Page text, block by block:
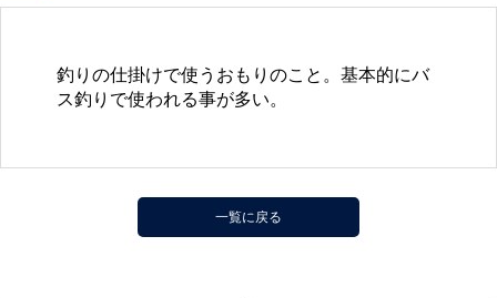
釣りの仕掛けで使うおもりのこと。基本的にバ
ス釣りで使われる事が多い。
一覧に戻る